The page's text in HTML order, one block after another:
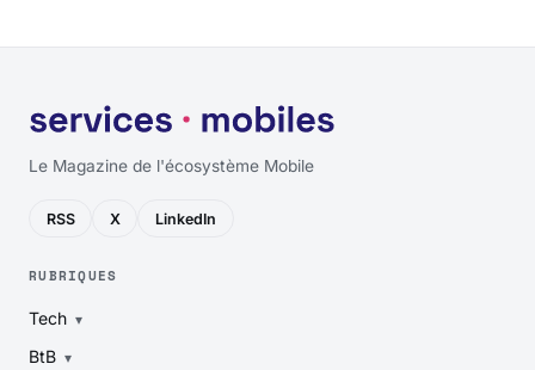
Le Magazine de l'écosystème Mobile
RSS X LinkedIn
RUBRIQUES
Tech
BtB